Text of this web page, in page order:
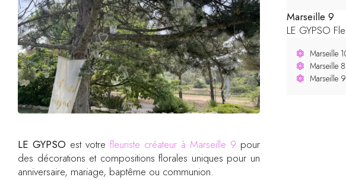
LE GYPSO est votre fleuriste créateur à Marseille 9 pour
des décorations et compositions florales uniques pour un
anniversaire, mariage, baptême ou communion.
Marseille 9
LE GYPSO
Marseille
Marseille 8
Marseille 9